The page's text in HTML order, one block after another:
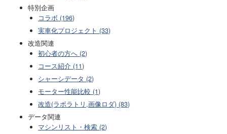
特別企画
コラボ (196)
実車化プロジェクト (33)
改造関連
初心者の方へ (2)
コース紹介 (11)
シャーシデータ (2)
モーター性能比較 (1)
改造(ラボラトリ,画像ロダ) (83)
データ関連
マシンリスト・検索 (2)